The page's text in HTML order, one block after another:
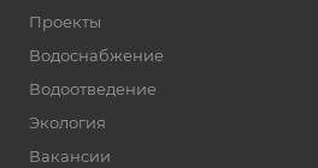
Проекты
Водоснабжение
Водоотведение
Экология
Вакансии